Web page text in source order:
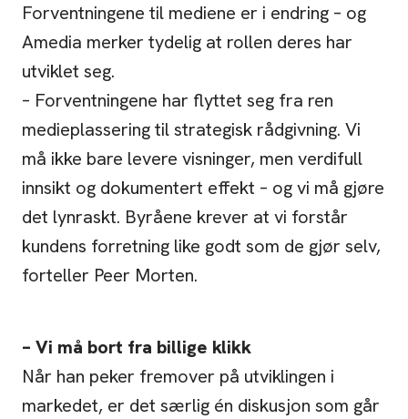
Forventningene til mediene er i endring – og
Amedia merker tydelig at rollen deres har
utviklet seg.
– Forventningene har flyttet seg fra ren
medieplassering til strategisk rådgivning. Vi
må ikke bare levere visninger, men verdifull
innsikt og dokumentert effekt – og vi må gjøre
det lynraskt. Byråene krever at vi forstår
kundens forretning like godt som de gjør selv,
forteller Peer Morten.
– Vi må bort fra billige klikk
Når han peker fremover på utviklingen i
markedet, er det særlig én diskusjon som går